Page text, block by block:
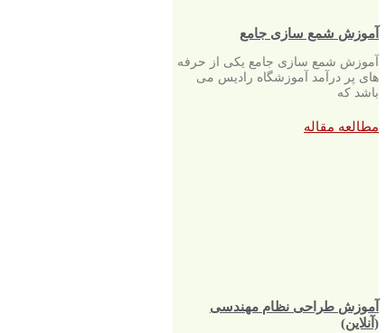
آموزش شمع سازی جامع
آموزش شمع سازی جامع یکی از حرفه
های پر درآمد آموزشگاه رادیس می
باشد که
مطالعه مقاله
آموزش طراحی نظام مهندسی
(آنلاین)